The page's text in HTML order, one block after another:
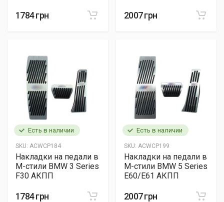
1784 грн 2007 грн
Есть в наличии
SKU: ACWCP184
Накладки на педали в
M-стили BMW 3 Series
F30 АКПП
1784 грн
Есть в наличии
SKU: ACWCP199
Накладки на педали в
M-стили BMW 5 Series
E60/E61 АКПП
2007 грн